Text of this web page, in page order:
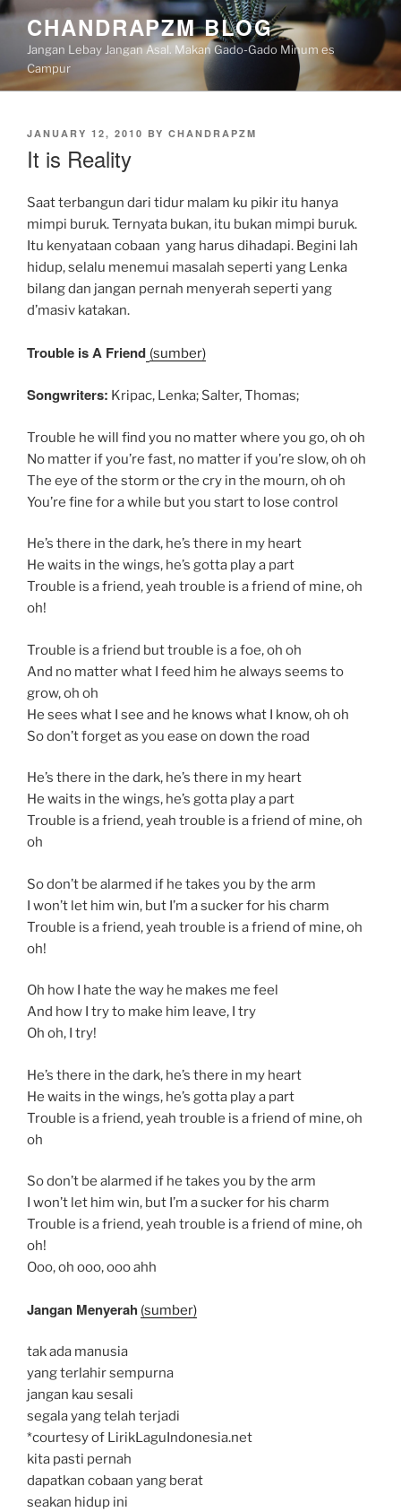
Skip
content
CHANDRAPZM BLOG
Jangan Lebay Jangan Asal. Makan Gado-Gado Minum es
Campur
POSTED
JANUARY 12, 2010 BY CHANDRAPZM
It is Reality
Saat terbangun dari tidur malam ku pikir itu hanya
mimpi buruk. Ternyata bukan, itu bukan mimpi buruk.
Itu kenyataan cobaan yang harus dihadapi. Begini lah
hidup, selalu menemui masalah seperti yang Lenka
bilang dan jangan pernah menyerah seperti yang
d’masiv katakan.
Trouble is A Friend (sumber)
Songwriters: Kripac, Lenka; Salter, Thomas;
Trouble he will find you no matter where you go, oh oh
No matter if you’re fast, no matter if you’re slow, oh oh
The eye of the storm or the cry in the mourn, oh oh
You’re fine for a while but you start to lose control
He’s there in the dark, he’s there in my heart
He waits in the wings, he’s gotta play a part
Trouble is a friend, yeah trouble is a friend of mine, oh
oh!
Trouble is a friend but trouble is a foe, oh oh
And no matter what I feed him he always seems to
grow, oh oh
He sees what I see and he knows what I know, oh oh
So don’t forget as you ease on down the road
He’s there in the dark, he’s there in my heart
He waits in the wings, he’s gotta play a part
Trouble is a friend, yeah trouble is a friend of mine, oh
oh
So don’t be alarmed if he takes you by the arm
I won’t let him win, but I’m a sucker for his charm
Trouble is a friend, yeah trouble is a friend of mine, oh
oh!
Oh how I hate the way he makes me feel
And how I try to make him leave, I try
Oh oh, I try!
He’s there in the dark, he’s there in my heart
He waits in the wings, he’s gotta play a part
Trouble is a friend, yeah trouble is a friend of mine, oh
oh
So don’t be alarmed if he takes you by the arm
I won’t let him win, but I’m a sucker for his charm
Trouble is a friend, yeah trouble is a friend of mine, oh
oh!
Ooo, oh ooo, ooo ahh
Jangan Menyerah (sumber)
tak ada manusia
yang terlahir sempurna
jangan kau sesali
segala yang telah terjadi
*courtesy of LirikLaguIndonesia.net
kita pasti pernah
dapatkan cobaan yang berat
seakan hidup ini